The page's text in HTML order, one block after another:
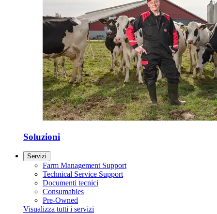
Soluzioni
Servizi
Farm Management Support
Technical Service Support
Documenti tecnici
Consumables
Pre-Owned
Visualizza tutti i servizi